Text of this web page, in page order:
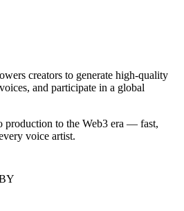
creators to generate high-quality
and participate in a global
production to the Web3 era — fast,
voice artist.